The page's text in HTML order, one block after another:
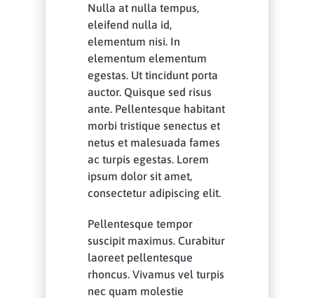
Nulla at nulla tempus,
eleifend nulla id,
elementum nisi. In
elementum elementum
egestas. Ut tincidunt porta
auctor. Quisque sed risus
ante. Pellentesque habitant
morbi tristique senectus et
netus et malesuada fames
ac turpis egestas. Lorem
ipsum dolor sit amet,
consectetur adipiscing elit.
Pellentesque tempor
suscipit maximus. Curabitur
laoreet pellentesque
rhoncus. Vivamus vel turpis
nec quam molestie